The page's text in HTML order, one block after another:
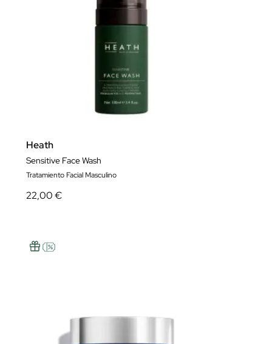
Heath
Sensitive Face Wash
Tratamiento Facial Masculino
22,00 €